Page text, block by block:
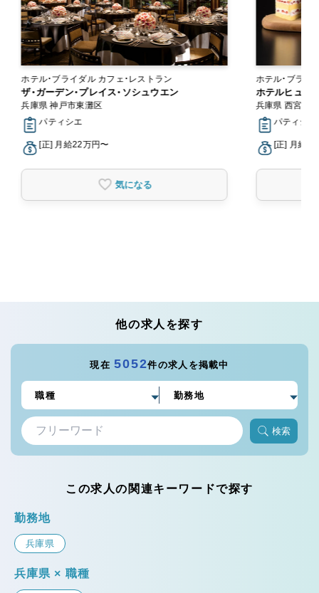
ホテル・ブライダル カフェ・レストラン
ザ・ガーデン・プレイス・ソシュウエン
兵庫県 神戸市東灘区
パティシエ
[正] 月給22万円〜
気になる
ホテルヒュー
兵庫県 西宮市
パティシエ
[正] 月給
他の求人を探す
現在5052件の求人を掲載中
検索
この求人の関連キーワードで探す
勤務地
兵庫県
兵庫県 × 職種